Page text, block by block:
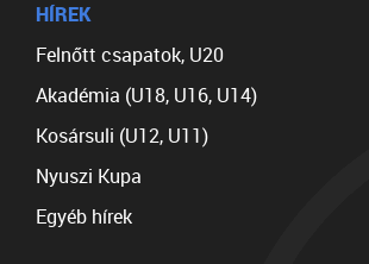
HÍREK
Felnőtt csapatok, U20
Akadémia (U18, U16, U14)
Kosársuli (U12, U11)
Nyuszi Kupa
Egyéb hírek